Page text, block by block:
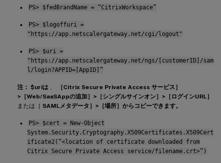
PS> $fedBrandName = “CitrixWorkspace”
PS> $logoffuri =
"https://app.netscalergateway.net/cgi/logout"
PS> $uri =
"https://app.netscalergateway.net/ngs/[customerID]/sam
l/login?APPID=[AppID]”
注： $uriは 、
［Citrix Secure Private Access サービス］
>［Web/SaaSAppの追加］>［シングルサインオン］>［ログインURL］
または［ SAMLメタデータ］>［場所］からコピーできます。
PS> $cert = New-Object
System.Security.Cryptography.X509Certificates.X509Cert
ificate2(“<location of certificate downloaded from
Citrix Secure Private Access service/filename.crt>”)